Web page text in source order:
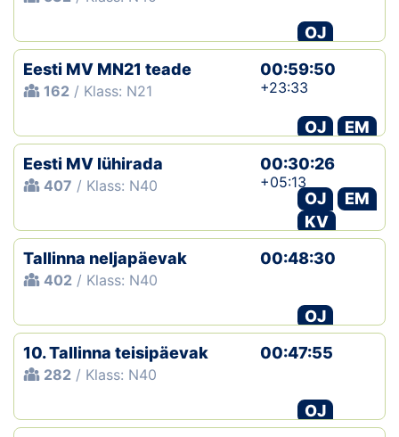
OJ
Eesti MV MN21 teade
162 / Klass: N21
00:59:50
+23:33
OJ
EM
Eesti MV lühirada
407 / Klass: N40
00:30:26
+05:13
OJ
EM
KV
Tallinna neljapäevak
402 / Klass: N40
00:48:30
OJ
10. Tallinna teisipäevak
282 / Klass: N40
00:47:55
OJ